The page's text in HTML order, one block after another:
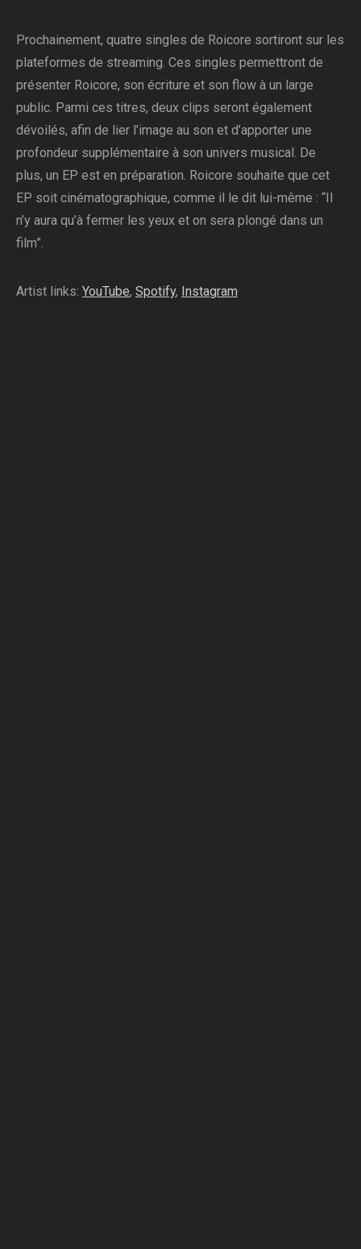
Prochainement, quatre singles de Roicore sortiront sur les
plateformes de streaming. Ces singles permettront de
présenter Roicore, son écriture et son flow à un large
public. Parmi ces titres, deux clips seront également
dévoilés, afin de lier l’image au son et d’apporter une
profondeur supplémentaire à son univers musical. De
plus, un EP est en préparation. Roicore souhaite que cet
EP soit cinématographique, comme il le dit lui-même : “Il
n’y aura qu’à fermer les yeux et on sera plongé dans un
film”.
Artist links: YouTube, Spotify, Instagram